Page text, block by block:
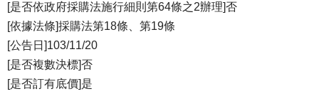
[是否依政府採購法施行細則第64條之2辦理]否
[依據法條]採購法第18條、第19條
[公告日]103/11/20
[是否複數決標]否
[是否訂有底價]是